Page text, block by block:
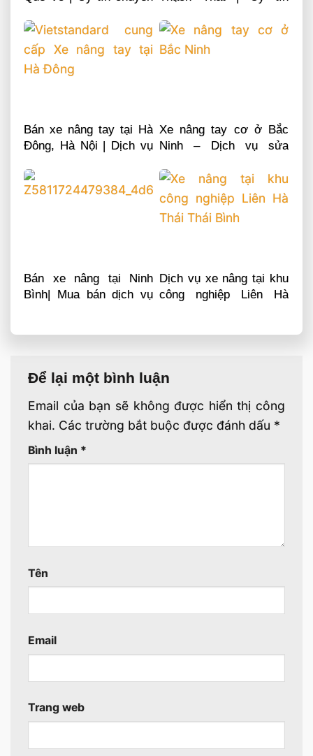
0868481555
Bán xe nâng tay tại Hà
Đông, Hà Nội | Dịch vụ
Xe nâng tay cơ ở Bắc
Ninh – Dịch vụ sửa
Bán xe nâng tại Ninh
Bình| Mua bán dịch vụ
Dịch vụ xe nâng tại khu
công nghiệp Liên Hà
Để lại một bình luận
Email của bạn sẽ không được hiển thị công
khai. Các trường bắt buộc được đánh dấu *
Bình luận *
Tên
Email
Trang web